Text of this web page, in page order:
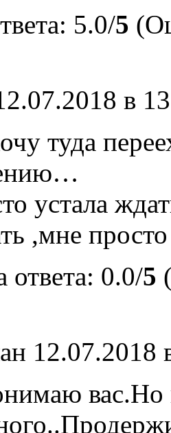
5.0/5
в
туда
устала
,мне
ответа: 0.0/5
12.07.2018
вас.Но